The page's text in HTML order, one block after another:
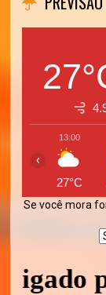
13:00
27°C
‹
Se você mora
por